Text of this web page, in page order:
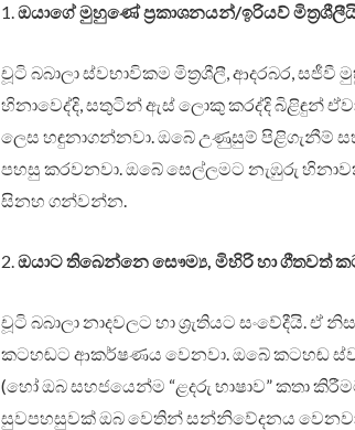
1.ඔයාගේ මුහුණේ ප්‍රකාශනයන්/ඉරියව්
චූටි බබාලා ස්වභාවිකම මිත්‍රශීලී, ආදරබර,
හිනාවෙද්දි, සතුටින් ඇස් ලොකු කරද්දි බිළිඳුන්
ලෙස හඳුනාගන්නවා. ඔබේ උණුසුම් පිළිගැනීම්
පහසු කරවනවා. ඔබේ සෙල්ලමට නැඹුරු
සිනහ ගන්වන්න.
2.ඔයාට තිබෙන්නෙ සෞම්‍ය, මිහිරි හා ගීතවත්
චූටි බබාලා නාදවලට හා ශ්‍රැතියට සංවේදීයි.
කටහඬට ආකර්ෂණය වෙනවා. ඔබේ කටහඬ
(හෝ ඔබ සහජයෙන්ම “ළදරු භාෂාව” කතා
සුවපහසුවක් ඔබ වෙතින් සන්නිවේදනය